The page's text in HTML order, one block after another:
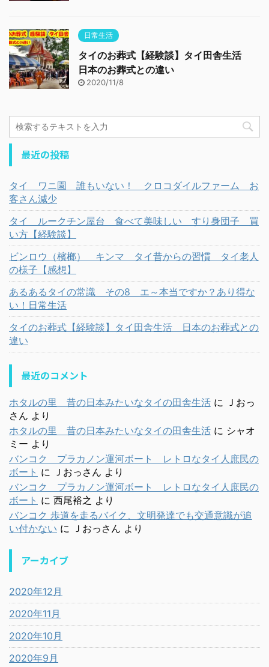
日常生活
タイのお葬式【経験談】タイ田舎生活
日本のお葬式との違い
2020/11/8
最近の投稿
タイ ワニ園 誰もいない！ クロコダイルファーム お
客さん減少
タイ ルークチン屋台 食べて美味しい すり身団子 買
い方【経験談】
ビンロウ（檳榔） キンマ タイ昔からの習慣 タイ老人
の様子【感想】
あるあるタイの常識 その8 エ～本当ですか？あり得な
い！日常生活
タイのお葬式【経験談】タイ田舎生活 日本のお葬式との
違い
最近のコメント
ホタルの里 昔の日本みたいなタイの田舎生活 に Ｊおっ
さん より
ホタルの里 昔の日本みたいなタイの田舎生活 に シャオ
ミー より
バンコク プラカノン運河ボート レトロなタイ人庶民の
ボート に Ｊおっさん より
バンコク プラカノン運河ボート レトロなタイ人庶民の
ボート に 西尾裕之 より
バンコク 歩道を走るバイク、文明発達でも交通意識が追
い付かない に Ｊおっさん より
アーカイブ
2020年12月
2020年11月
2020年10月
2020年9月